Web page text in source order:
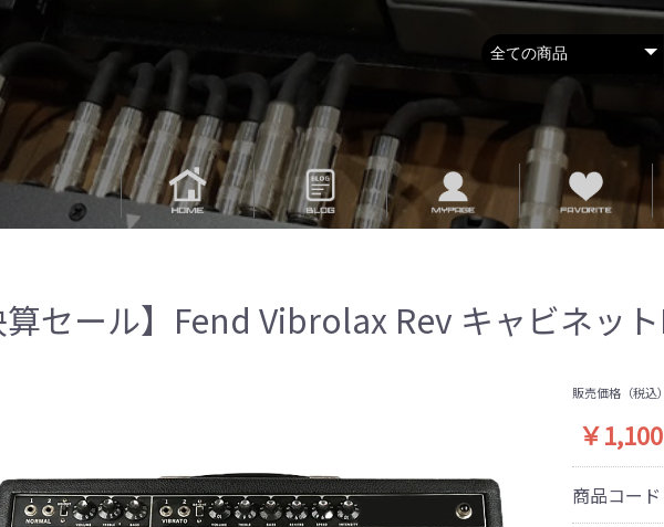
算セール】Fend Vibrolax Rev キャビネット
販売価格（税込）
￥1,100
商品コード